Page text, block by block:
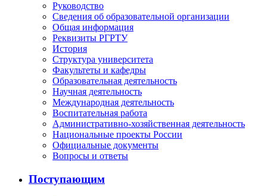
Руководство
Сведения об образовательной организации
Общая информация
Реквизиты РГРТУ
История
Структура университета
Факультеты и кафедры
Образовательная деятельность
Научная деятельность
Международная деятельность
Воспитательная работа
Административно-хозяйственная деятельность
Национальные проекты России
Официальные документы
Вопросы и ответы
Поступающим